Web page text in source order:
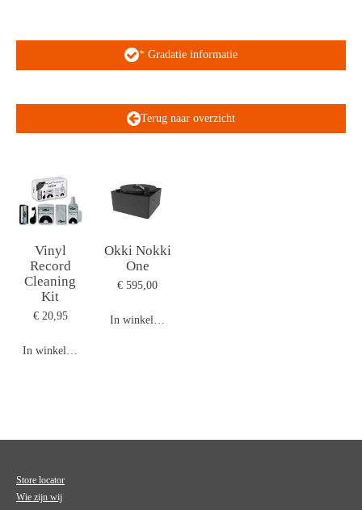
* Gradatie informatie
Terug naar overzicht
Vinyl
Record
Cleaning
Kit
€ 20,95
In winkelwagen
Okki Nokki
One
€ 595,00
In winkelwagen
Store locator
Wie zijn wij